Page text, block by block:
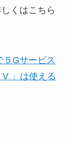
くはこちら
Gサービス
」は使える